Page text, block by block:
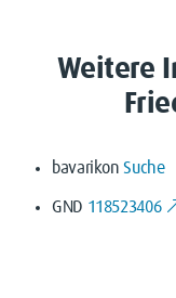
Weitere
bavarikonSuche
GND 118523406